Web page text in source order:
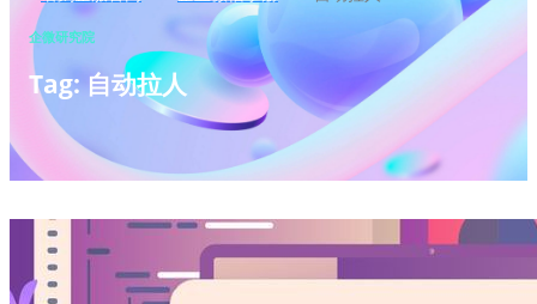
企微研究院
Tag: 自动拉人